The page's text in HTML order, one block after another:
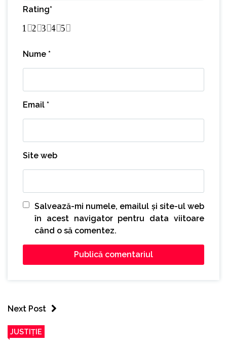
Rating*
5
4
3
2
1
Nume *
Email *
Site web
Salvează-mi numele, emailul și site-ul web
în acest navigator pentru data viitoare
când o să comentez.
Next Post
JUSTIȚIE